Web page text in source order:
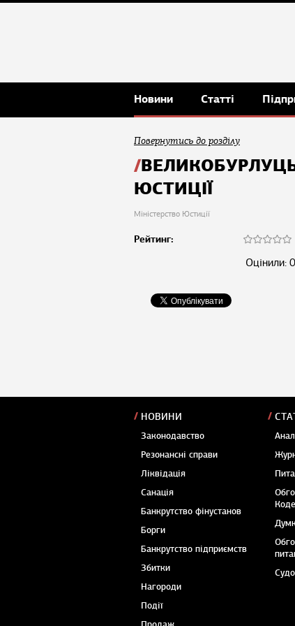
Новини Статті
Повернутись до розділу
ЮСТИЦІЇ
Міністерство Юстиції
Рейтинг:
Оцінили: 0
НОВИНИ
Законодавство
Резонансні справи
Ліквідація
Санація
Банкрутство фінустанов
Борги
Банкрутство підприємств
Збитки
Нагороди
Події